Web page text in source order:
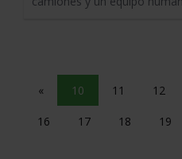
« 10 11 12
16 17 18 19